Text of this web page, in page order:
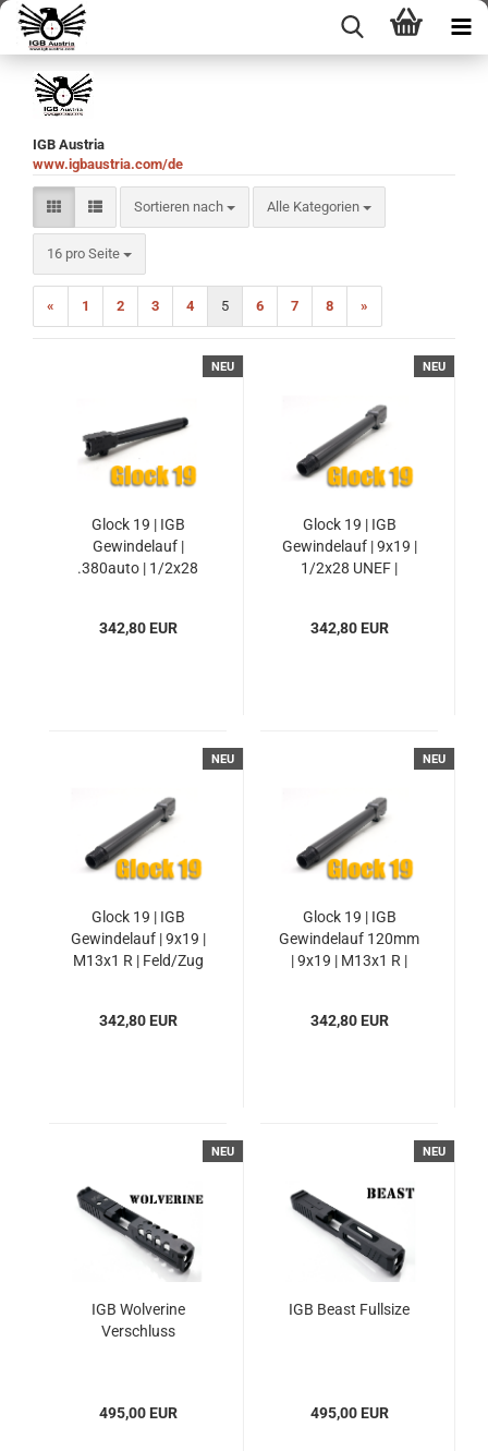
IGB Austria
www.igbaustria.com/de
Sortieren nach
Sortieren nach Alle Kategorien
16 pro Seite
pro Seite
« 1 2 3 4 5 6 7 8 »
NEU
Glock 19 | IGB
Gewindelauf |
.380auto | 1/2x28
342,80 EUR
NEU
Glock 19 | IGB
Gewindelauf | 9x19 |
1/2x28 UNEF |
342,80 EUR
NEU
Glock 19 | IGB
Gewindelauf | 9x19 |
M13x1 R | Feld/Zug
342,80 EUR
NEU
Glock 19 | IGB
Gewindelauf 120mm
| 9x19 | M13x1 R |
342,80 EUR
NEU
IGB Wolverine
Verschluss
495,00 EUR
NEU
IGB Beast Fullsize
495,00 EUR